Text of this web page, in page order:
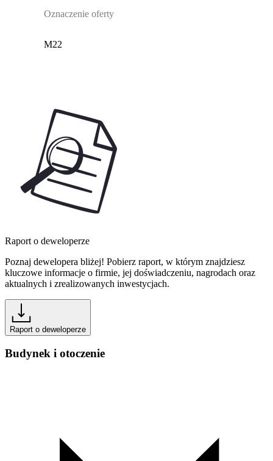
Oznaczenie oferty
M22
Raport o deweloperze
Poznaj dewelopera bliżej! Pobierz raport, w którym znajdziesz
kluczowe informacje o firmie, jej doświadczeniu, nagrodach oraz
aktualnych i zrealizowanych inwestycjach.
Raport o deweloperze
Budynek i otoczenie